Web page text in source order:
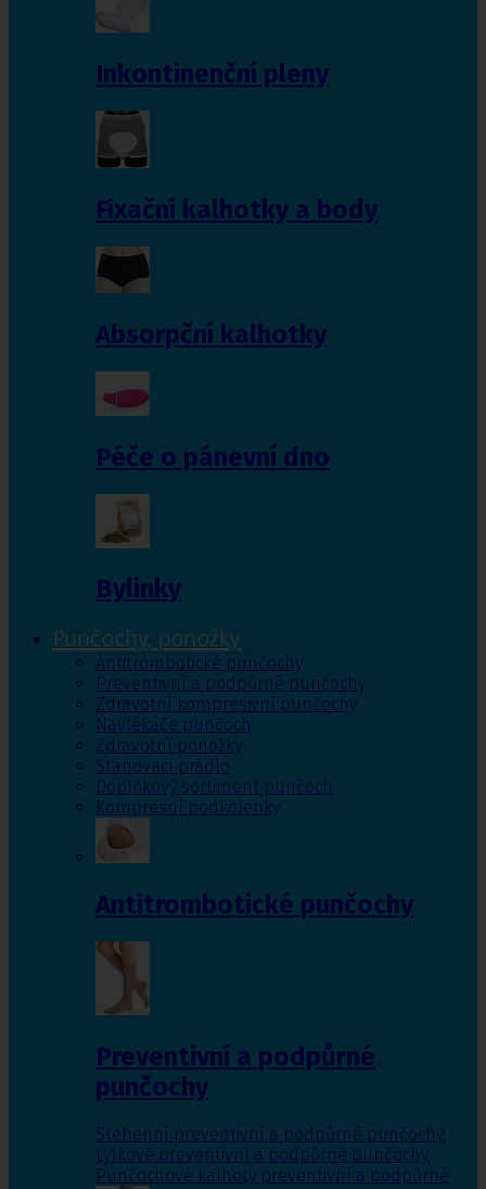
Inkontinenční pleny
Fixační kalhotky a body
Absorpční kalhotky
Péče o pánevní dno
Bylinky
Punčochy, ponožky
Antitrombotické punčochy
Preventivní a podpůrné punčochy
Zdravotní kompresivní punčochy
Navlékače punčoch
Zdravotní ponožky
Stahovací prádlo
Doplňkový sortiment punčoch
Kompresní podkolenky
Antitrombotické punčochy
Preventivní a podpůrné
punčochy
Stehenní preventivní a podpůrné punčochy,
Lýtkové preventivní a podpůrné punčochy,
Punčochové kalhoty preventivní a podpůrné